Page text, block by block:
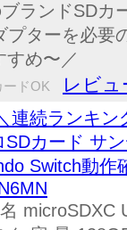
ランドSDカ
プターを必要
すめ〜／
ドOK レビュ
連続ランキ
カード サ
Switch動